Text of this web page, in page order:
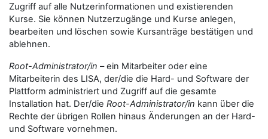
Zugriff auf alle Nutzerinformationen und existierenden
Kurse. Sie können Nutzerzugänge und Kurse anlegen,
bearbeiten und löschen sowie Kursanträge bestätigen und
ablehnen.
Root-Administrator/in – ein Mitarbeiter oder eine
Mitarbeiterin des LISA, der/die die Hard- und Software der
Plattform administriert und Zugriff auf die gesamte
Installation hat. Der/die Root-Administrator/in kann über die
Rechte der übrigen Rollen hinaus Änderungen an der Hard-
und Software vornehmen.